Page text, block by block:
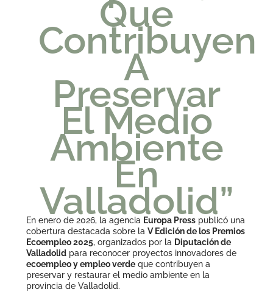
Que
Contribuyen
A
Preservar
El Medio
Ambiente
En
Valladolid”
En enero de 2026, la agencia Europa Presspublicó una
cobertura destacada sobre la V Edición de los Premios
Ecoempleo 2025, organizados por la Diputación de
Valladolidpara reconocer proyectos innovadores de
ecoempleo y empleo verdeque contribuyen a
preservar y restaurar el medio ambiente en la
provincia de Valladolid.